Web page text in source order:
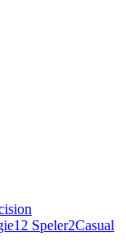
1 2 Speler2Casual